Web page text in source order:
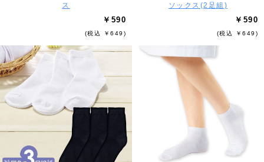
ス
￥590
(税込 ￥649)
ソックス(2足組)
￥590
(税込 ￥649)